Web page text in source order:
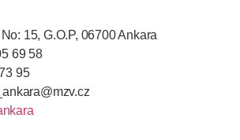
15, G.O.P, 06700 Ankara
69 58
95